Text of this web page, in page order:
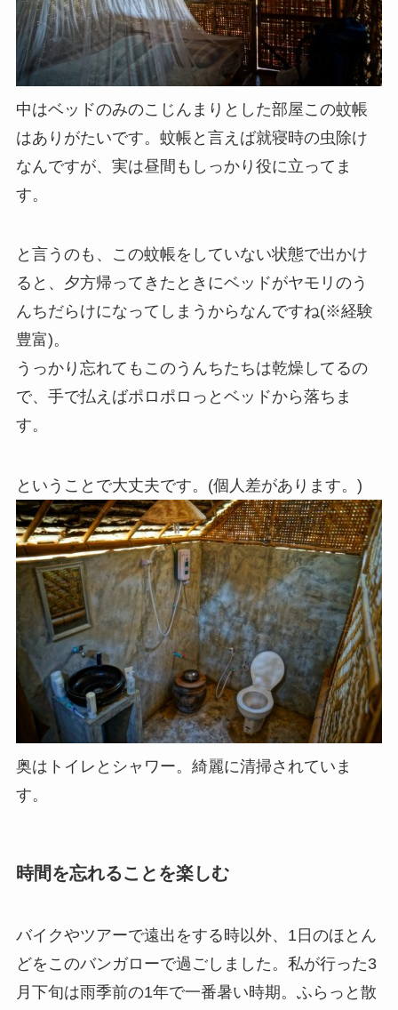
中はベッドのみのこじんまりとした部屋この蚊帳
はありがたいです。蚊帳と言えば就寝時の虫除け
なんですが、実は昼間もしっかり役に立ってま
す。
と言うのも、この蚊帳をしていない状態で出かけ
ると、夕方帰ってきたときにベッドがヤモリのう
んちだらけになってしまうからなんですね(※経験
豊富)。
うっかり忘れてもこのうんちたちは乾燥してるの
で、手で払えばポロポロっとベッドから落ちま
す。
ということで大丈夫です。(個人差があります。)
奥はトイレとシャワー。綺麗に清掃されていま
す。
時間を忘れることを楽しむ
バイクやツアーで遠出をする時以外、1日のほとん
どをこのバンガローで過ごしました。私が行った3
月下旬は雨季前の1年で一番暑い時期。ふらっと散